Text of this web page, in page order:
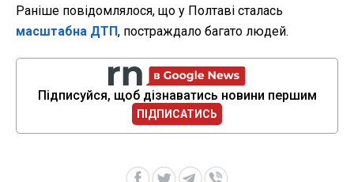
Раніше повідомлялося, що у Полтаві сталась
масштабна ДТП, постраждало багато людей.
Підписуйся, щоб дізнаватись новини першим
ПІДПИСАТИСЬ